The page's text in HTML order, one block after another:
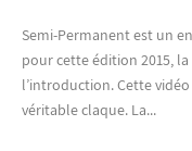
Semi-Permanent est un
pour cette édition 2015,
l’introduction. Cette
véritable claque. La...